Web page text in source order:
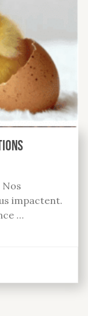
Nos
impactent.
…